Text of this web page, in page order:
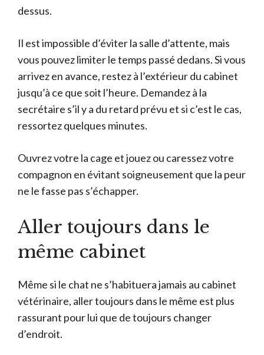
dessus.
Il est impossible d’éviter la salle d’attente, mais
vous pouvez limiter le temps passé dedans. Si vous
arrivez en avance, restez à l’extérieur du cabinet
jusqu’à ce que soit l’heure. Demandez à la
secrétaire s’il y a du retard prévu et si c’est le cas,
ressortez quelques minutes.
Ouvrez votre la cage et jouez ou caressez votre
compagnon en évitant soigneusement que la peur
ne le fasse pas s’échapper.
Aller toujours dans le
même cabinet
Même si le chat ne s’habituera jamais au cabinet
vétérinaire, aller toujours dans le même est plus
rassurant pour lui que de toujours changer
d’endroit.